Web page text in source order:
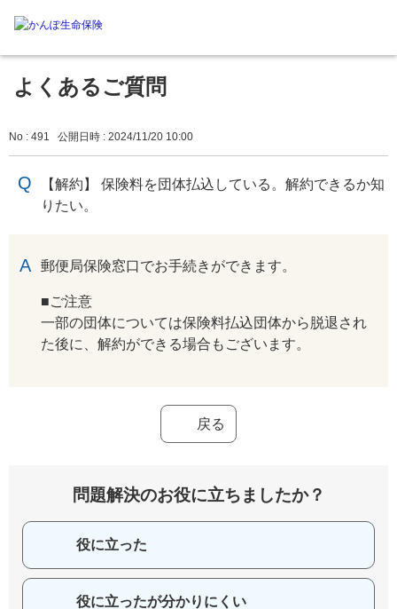
よくあるご質問
No : 491 公開日時 : 2024/11/20 10:00
【解約】 保険料を団体払込している。解約できるか知
りたい。
郵便局保険窓口でお手続きができます。
■ご注意
一部の団体については保険料払込団体から脱退され
た後に、解約ができる場合もございます。
戻る
問題解決のお役に立ちましたか？
役に立った
役に立ったが分かりにくい